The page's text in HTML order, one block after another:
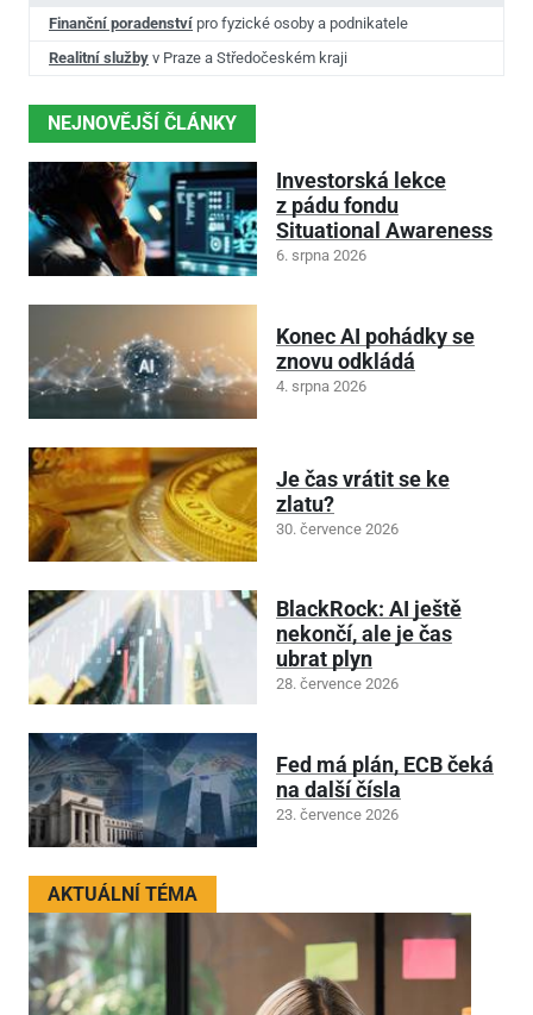
Finanční poradenství pro fyzické osoby a podnikatele
Realitní služby v Praze a Středočeském kraji
NEJNOVĚJŠÍ ČLÁNKY
Investorská lekce
z pádu fondu
Situational Awareness
6. srpna 2026
Konec AI pohádky se
znovu odkládá
4. srpna 2026
Je čas vrátit se ke
zlatu?
30. července 2026
BlackRock: AI ještě
nekončí, ale je čas
ubrat plyn
28. července 2026
Fed má plán, ECB čeká
na další čísla
23. července 2026
AKTUÁLNÍ TÉMA